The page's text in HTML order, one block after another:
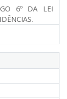
6º DA LEI